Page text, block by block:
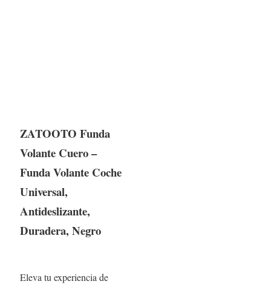
ZATOOTO Funda
Volante Cuero –
Funda Volante Coche
Universal,
Antideslizante,
Duradera, Negro
Eleva tu experiencia de